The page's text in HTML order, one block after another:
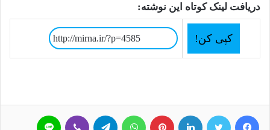
دریافت لینک کوتاه این نوشته:
کپی کن!
فیسبوک توییتر لینکداین پینتریست تلگرام وایبر